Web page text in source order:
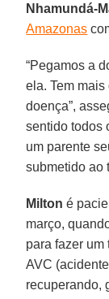
Nhamundá-
Amazonas
“Pegamos a
ela. Tem
doença”,
sentido todos
um parente
submetido ao
Milton é
março,
para fazer um
AVC
recuperando,